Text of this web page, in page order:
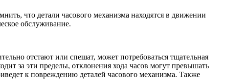
что детали часового механизма находятся в движении
обслуживание.
отстают или спешат, может потребоваться тщательная
за эти пределы, отклонения хода часов могут превышать
к повреждению деталей часового механизма. Также